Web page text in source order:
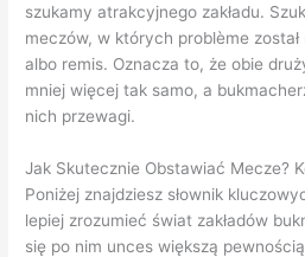
szukamy atrakcyjnego zakładu.
meczów, w których problème
albo remis. Oznacza to, że obie
mniej więcej tak samo, a
nich przewagi.
Jak Skutecznie Obstawiać Mecze?
Poniżej znajdziesz słownik
lepiej zrozumieć świat zakładów
się po nim unces większą